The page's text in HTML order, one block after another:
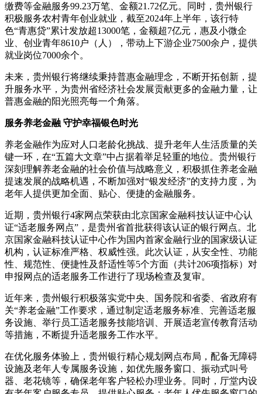
缴费等金融服务99.23万笔、金额21.72亿元。同时，贵州银行
积极服务农村青年创业就业，截至2024年上半年，该行特
色“青惠贷”累计发放超13000笔，金额超7亿元，惠及小微企
业、创业青年8610户（人），带动上下游企业7500余户，提供
就业岗位7000余个。
未来，贵州银行将继续秉持普惠金融理念，不断开拓创新，提
升服务水平，为贵州省经济社会发展贡献更多的金融力量，让
普惠金融的阳光照亮每一个角落。
服务养老金融 守护幸福银色时光
养老金融作为应对人口老龄化挑战、提升老年人生活质量的关
键一环，在“五篇大文章”中占据着举足轻重的地位。贵州银行
深刻理解养老金融的社会价值与战略意义，积极抓住养老金融
提速发展的战略机遇，不断加强对“银发经济”的支持力度，为
老年人提供更加全面、贴心、便捷的金融服务。
近期，贵州银行4家网点荣获由北京国家金融科技认证中心认
证“适老服务网点”，是贵州省首批获得该认证的银行网点。北
京国家金融科技认证中心作为国内首家金融行业的国家级认证
机构，认证标准严格、权威性强。此次认证，从安全性、功能
性、规范性、便捷性及舒适性等5个方面（共计206项指标）对
申报网点的适老服务工作进行了现场检查及复审。
近年来，贵州银行积极落实党中央、国务院和省委、省政府有
关“养老金融”工作要求，通过制定适老服务标准、完善适老服
务设施、举行员工适老服务技能培训、开展适老宣传教育活动
等措施，不断提升适老服务工作水平。
在优化服务体验上，贵州银行精心规划网点布局，配备无障碍
设施及老年人专属服务设施，如优先服务窗口、振动式叫号
器、老花镜等，确保老年客户轻松办理业务。同时，厅堂内设